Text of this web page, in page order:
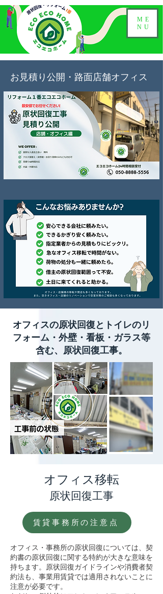
ME
NU
お見積り公開・路面店舗オフィス
オフィスの原状回復とトイレのリ
フォーム・外壁・看板・ガラス等
含む、原状回復工事。
オフィス移転
原状回復工事
賃貸事務所の注意点
オフィス・事務所の原状回復については、契
約書の原状回復に関する特約が大きな意味を
持ちます。原状回復ガイドラインや消費者契
約法も、事業用賃貸では適用されないことに
注意が必要です。